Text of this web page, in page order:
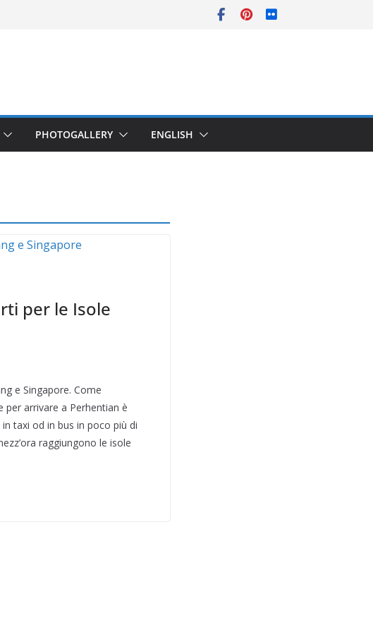
PHOTOGALLERY ENGLISH
per le Isole
e Singapore. Come
per arrivare a Perhentian è
taxi od in bus in poco più di
raggiungono le isole